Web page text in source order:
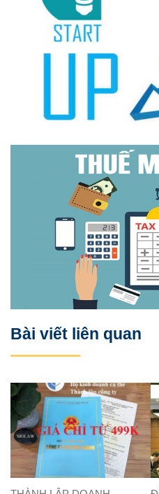
Bài viết liên quan